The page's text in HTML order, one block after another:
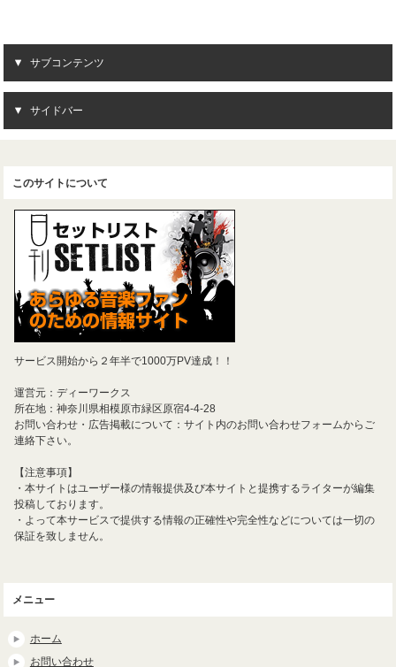
サブコンテンツ
サイドバー
このサイトについて
サービス開始から２年半で1000万PV達成！！
運営元：ディーワークス
所在地：神奈川県相模原市緑区原宿4-4-28
お問い合わせ・広告掲載について：サイト内のお問い合わせフォームからご
連絡下さい。
【注意事項】
・本サイトはユーザー様の情報提供及び本サイトと提携するライターが編集
投稿しております。
・よって本サービスで提供する情報の正確性や完全性などについては一切の
保証を致しません。
メニュー
ホーム
お問い合わせ